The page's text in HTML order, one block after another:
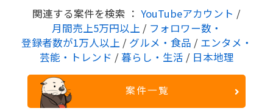
関連する案件を検索 ： YouTubeアカウント /
月間売上5万円以上 / フォロワー数・
登録者数が1万人以上 / グルメ・食品 / エンタメ・
芸能・トレンド / 暮らし・生活 / 日本地理
案件一覧